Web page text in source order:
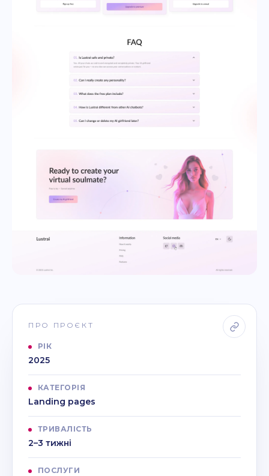
ПРО ПРОЄКТ
РІК
2025
КАТЕГОРІЯ
Landing pages
ТРИВАЛІСТЬ
2–3 тижні
ПОСЛУГИ